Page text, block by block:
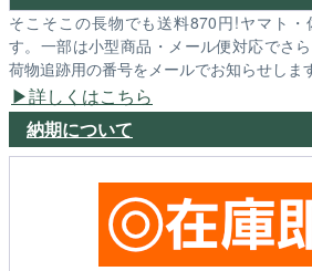
そこそこの長物でも送料870円!ヤマト・
す。一部は小型商品・メール便対応でさ
荷物追跡用の番号をメールでお知らせしま
詳しくはこちら
納期について